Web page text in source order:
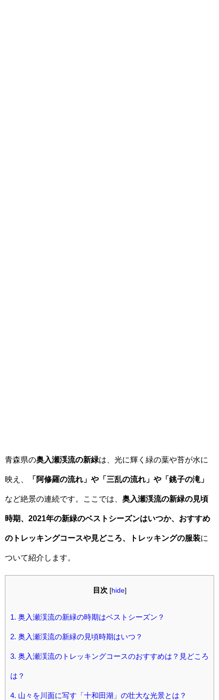
青森県の奥入瀬渓流の新緑は、光に輝く緑の葉や苔が水に
映え、 「阿修羅の流れ」や「三乱の流れ」や「銚子の滝」
など絶景の連続です。ここでは、 奥入瀬渓流の新緑の見頃
時期、2021年の新緑のベストシーズンはいつか、おすすめ
のトレッキングコースや見どころ、トレッキングの服装に
ついて紹介します。
目次 [hide]
1. 奥入瀬渓流の新緑の時期はベストシーズン？
2. 奥入瀬渓流の新緑の見頃時期はいつ？
3. 奥入瀬渓流のトレッキングコースのおすすめは？見どころ
は？
4. 山々を川面に写す「十和田湖」の壮大な光景とは？